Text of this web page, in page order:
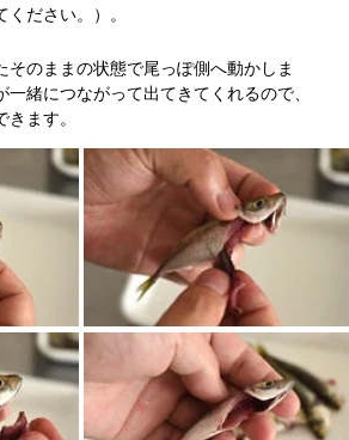
ださい。）。
そのままの状態で尾っぽ側へ動かしま
緒につながって出てきてくれるので、
ます。